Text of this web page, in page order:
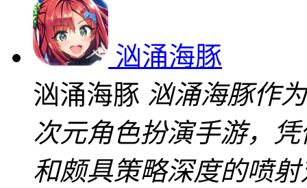
汹涌海豚
汹涌海豚 汹涌海豚作
次元角色扮演手游，
和颇具策略深度的喷